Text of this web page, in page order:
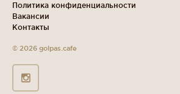
Политика конфиденциальности
Вакансии
Контакты
© 2026 golpas.cafe